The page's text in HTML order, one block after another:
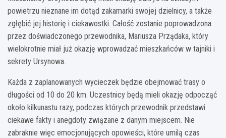
powietrzu nieznane im dotąd zakamarki swojej dzielnicy, a także
zgłębić jej historię i ciekawostki. Całość zostanie poprowadzona
przez doświadczonego przewodnika, Mariusza Prządaka, który
wielokrotnie miał już okazję wprowadzać mieszkańców w tajniki i
sekrety Ursynowa.
Każda z zaplanowanych wycieczek będzie obejmować trasy o
długości od 10 do 20 km. Uczestnicy będą mieli okazję odpocząć
około kilkunastu razy, podczas których przewodnik przedstawi
ciekawe fakty i anegdoty związane z danym miejscem. Nie
zabraknie więc emocjonujących opowieści, które umilą czas